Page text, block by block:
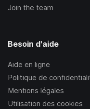
Join the team
Besoin d'aide
Aide en ligne
Politique de
Mentions légales
Utilisation des cookies